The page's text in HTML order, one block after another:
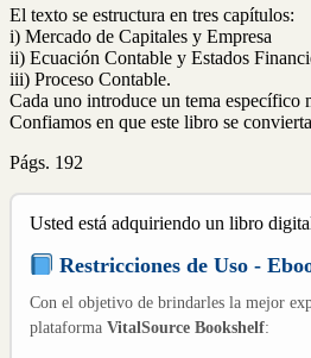
El texto se estructura en tres capítulos:
i) Mercado de Capitales y Empresa
ii) Ecuación Contable y Estados
iii) Proceso Contable.
Cada uno introduce un tema específico
Confiamos en que este libro se
Págs. 192
Usted está adquiriendo un libro
Restricciones de Uso -
Con el objetivo de brindarles la mejor
plataforma VitalSource Bookshelf: